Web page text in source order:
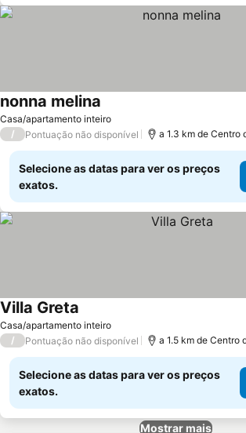
Casa/apartamento inteiro
nonna melina
/ Pontuação não disponível a 1.3 km de Centro
Selecione as datas para ver os preços
exatos.
Casa/apartamento inteiro
Villa Greta
/ Pontuação não disponível a 1.5 km de Centro
Selecione as datas para ver os preços
exatos.
Mostrar mais